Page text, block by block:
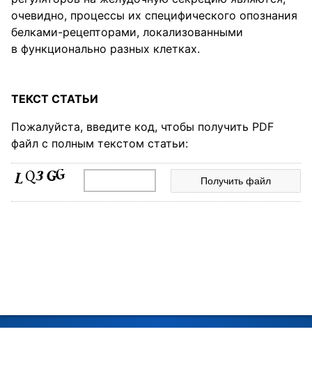
очевидно, процессы их специфического опознания
белками-рецепторами, локализованными
в функционально разных клетках.
ТЕКСТ СТАТЬИ
Пожалуйста, введите код, чтобы получить PDF
файл с полным текстом статьи: